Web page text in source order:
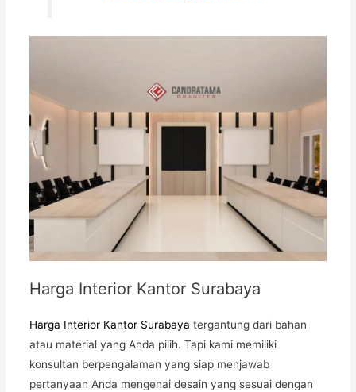
Harga Interior Kantor Surabaya
Harga Interior Kantor Surabaya tergantung dari bahan
atau material yang Anda pilih. Tapi kami memiliki
konsultan berpengalaman yang siap menjawab
pertanyaan Anda mengenai desain yang sesuai dengan